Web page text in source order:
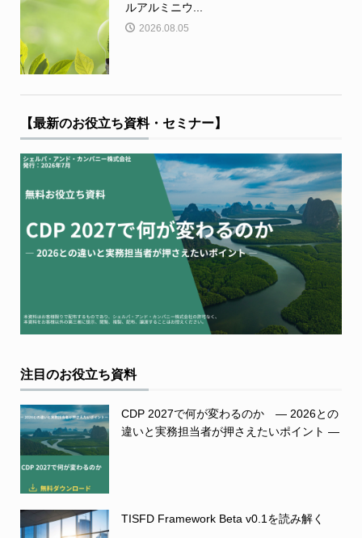
ルアルミニウ...
2026.08.05
【最新のお役立ち資料・セミナー】
注目のお役立ち資料
CDP 2027で何が変わるのか ― 2026との
違いと実務担当者が押さえたいポイント ―
TISFD Framework Beta v0.1を読み解く